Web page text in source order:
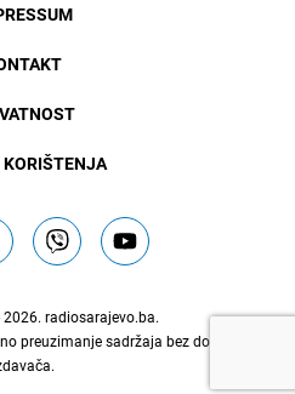
radiosarajevo.ba.
preuzimanje sadržaja bez dozvole